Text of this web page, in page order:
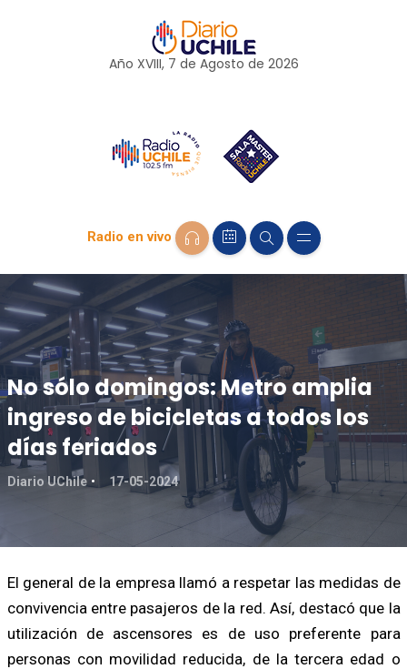
Año XVIII, 7 de Agosto de 2026
Radio en vivo
No sólo domingos: Metro amplia
ingreso de bicicletas a todos los
días feriados
Diario UChile 17-05-2024
El general de la empresa llamó a respetar las medidas de
convivencia entre pasajeros de la red. Así, destacó que la
utilización de ascensores es de uso preferente para
personas con movilidad reducida, de la tercera edad o